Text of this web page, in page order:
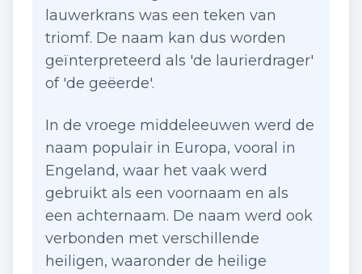
lauwerkrans was een teken van
triomf. De naam kan dus worden
geïnterpreteerd als 'de laurierdrager'
of 'de geëerde'.
In de vroege middeleeuwen werd de
naam populair in Europa, vooral in
Engeland, waar het vaak werd
gebruikt als een voornaam en als
een achternaam. De naam werd ook
verbonden met verschillende
heiligen, waaronder de heilige